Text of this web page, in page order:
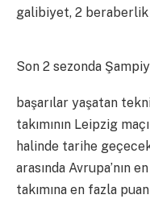
galibiyet, 2 beraberlik
Son 2 sezonda
başarılar yaşatan
takımının Leipzig
halinde tarihe
arasında Avrupa’nın
takımına en fazla